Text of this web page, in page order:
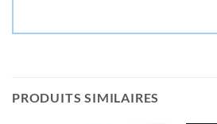
PRODUITS SIMILAIRES